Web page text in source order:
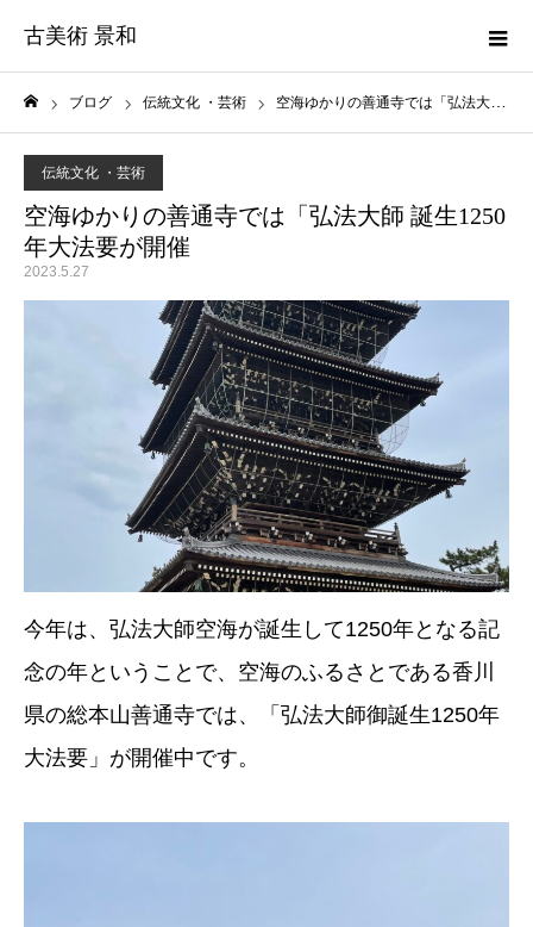
古美術 景和
ブログ 伝統文化 ・芸術 空海ゆかりの善通寺では「弘法大師 誕生1250年大法要が開催
伝統文化 ・芸術
空海ゆかりの善通寺では「弘法大師 誕生1250
年大法要が開催
2023.5.27
今年は、弘法大師空海が誕生して1250年となる記
念の年ということで、空海のふるさとである香川
県の総本山善通寺では、「弘法大師御誕生1250年
大法要」が開催中です。